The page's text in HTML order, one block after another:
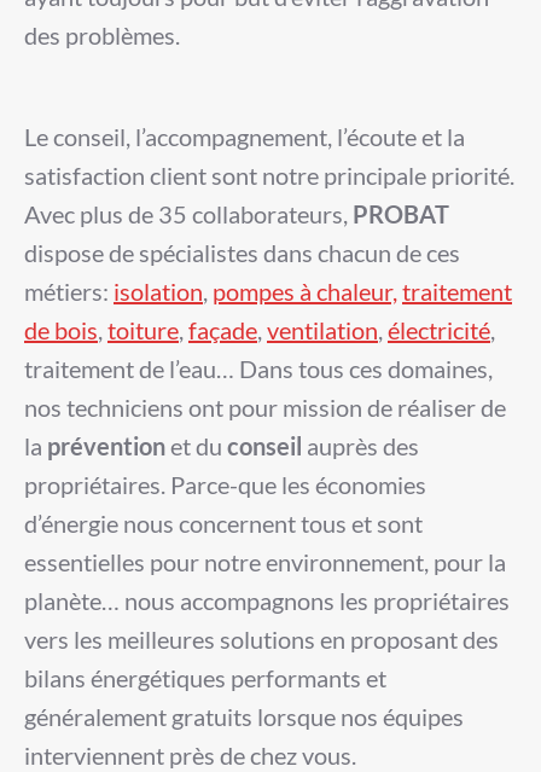
des problèmes.
Le conseil, l’accompagnement, l’écoute et la
satisfaction client sont notre principale priorité.
Avec plus de 35 collaborateurs, PROBAT
dispose de spécialistes dans chacun de ces
métiers: isolation, pompes à chaleur,traitement
de bois, toiture, façade, ventilation, électricité,
traitement de l’eau… Dans tous ces domaines,
nos techniciens ont pour mission de réaliser de
la préventionet du conseil auprès des
propriétaires. Parce-que les économies
d’énergie nous concernent tous et sont
essentielles pour notre environnement, pour la
planète… nous accompagnons les propriétaires
vers les meilleures solutions en proposant des
bilans énergétiques performants et
généralement gratuits lorsque nos équipes
interviennent près de chez vous.